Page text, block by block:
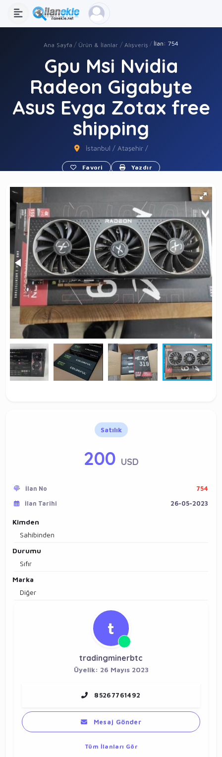
Ana Sayfa Ürün & İlanlar Alışveriş İlan: 754
Gpu Msi Nvidia
Radeon Gigabyte
Asus Evga Zotax free
shipping
İstanbul / Ataşehir /
Favori Yazdır
Satılık
200 USD
İlan No
754
İlan Tarihi
26-05-2023
Kimden
Sahibinden
Durumu
Sıfır
Marka
Diğer
t
tradingminerbtc
Üyelik: 26 Mayıs 2023
85267761492
Mesaj Gönder
Tüm İlanları Gör